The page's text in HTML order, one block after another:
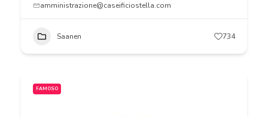
amministrazione@caseificiostella.com
Saanen 734
FAMOSO